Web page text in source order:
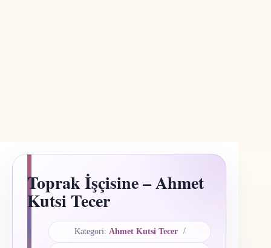
Toprak İşçisine – Ahmet
Kutsi Tecer
Kategori: Ahmet Kutsi Tecer